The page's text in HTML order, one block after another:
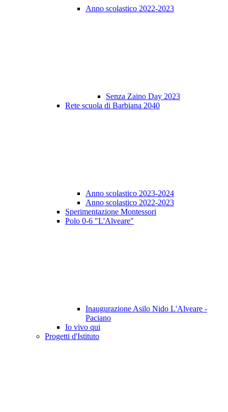
Anno scolastico 2022-2023
Senza Zaino Day 2023
Rete scuola di Barbiana 2040
Anno scolastico 2023-2024
Anno scolastico 2022-2023
Sperimentazione Montessori
Polo 0-6 "L'Alveare"
Inaugurazione Asilo Nido L'Alveare -
Paciano
Io vivo qui
Progetti d'Istituto